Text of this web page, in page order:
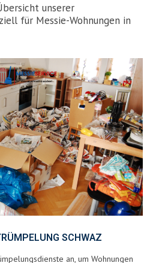
unserer
für Messie-Wohnungen in
SCHWAZ
an, um Wohnungen